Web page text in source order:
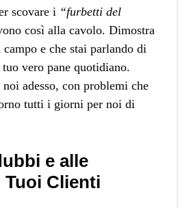
scovare i “furbetti del
così alla cavolo. Dimostra
campo e che stai parlando di
vero pane quotidiano.
adesso, con problemi che
tutti i giorni per noi di
e alle
Tuoi Clienti